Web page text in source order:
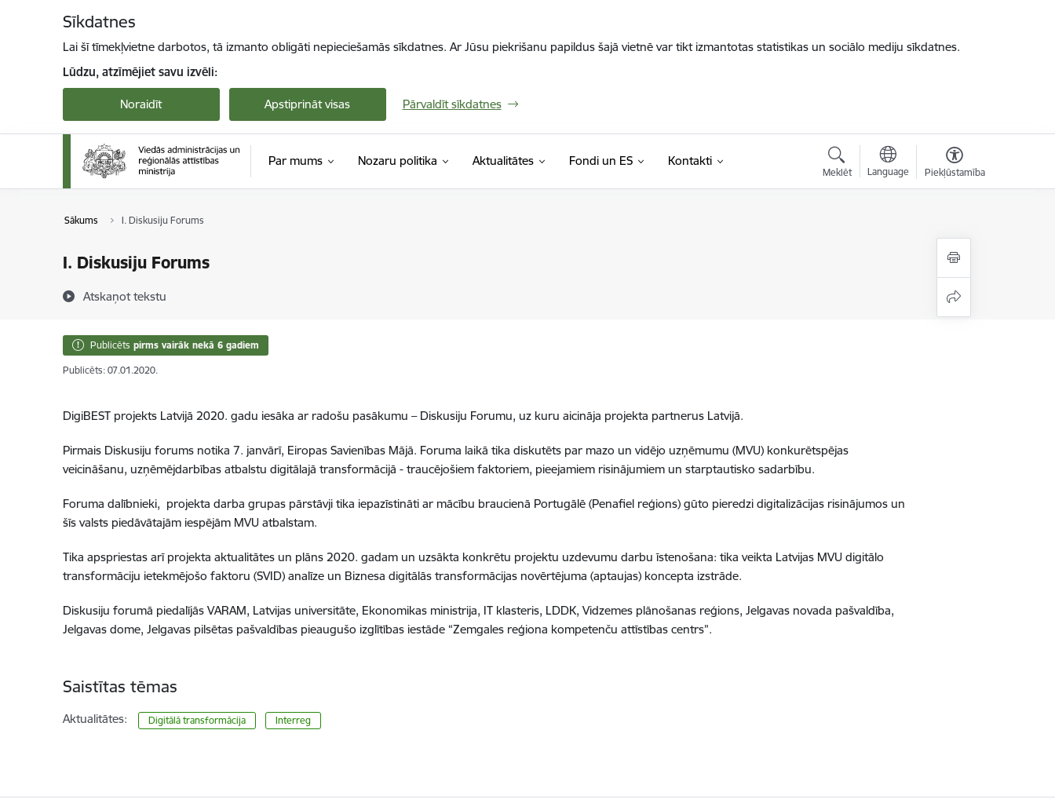
Sīkdatnes
Lai šī tīmekļvietne darbotos, tā izmanto obligāti nepieciešamās sīkdatnes. Ar Jūsu piekrišanu papildus šajā vietnē var tikt izmantotas statistikas un sociālo mediju sīkdatnes.
Lūdzu, atzīmējiet savu izvēli:
Noraidīt Apstiprināt visas Pārvaldīt sīkdatnes
Par mums Nozaru politika Aktualitātes Fondi un ES Kontakti
Meklēt Language Piekļūstamība
Sākums I. Diskusiju Forums
I. Diskusiju Forums
Atskaņot tekstu
Publicēts pirms vairāk nekā 6 gadiem
Publicēts: 07.01.2020.
DigiBEST projekts Latvijā 2020. gadu iesāka ar radošu pasākumu – Diskusiju Forumu, uz kuru aicināja projekta partnerus Latvijā.
Pirmais Diskusiju forums notika 7. janvārī, Eiropas Savienības Mājā. Foruma laikā tika diskutēts par mazo un vidējo uzņēmumu (MVU) konkurētspējas
veicināšanu, uzņēmējdarbības atbalstu digitālajā transformācijā - traucējošiem faktoriem, pieejamiem risinājumiem un starptautisko sadarbību.
Foruma dalībnieki, projekta darba grupas pārstāvji tika iepazīstināti ar mācību braucienā Portugālē (Penafiel reģions) gūto pieredzi digitalizācijas risinājumos un
šīs valsts piedāvātajām iespējām MVU atbalstam.
Tika apspriestas arī projekta aktualitātes un plāns 2020. gadam un uzsākta konkrētu projektu uzdevumu darbu īstenošana: tika veikta Latvijas MVU digitālo
transformāciju ietekmējošo faktoru (SVID) analīze un Biznesa digitālās transformācijas novērtējuma (aptaujas) koncepta izstrāde.
Diskusiju forumā piedalījās VARAM, Latvijas universitāte, Ekonomikas ministrija, IT klasteris, LDDK, Vidzemes plānošanas reģions, Jelgavas novada pašvaldība,
Jelgavas dome, Jelgavas pilsētas pašvaldības pieaugušo izglītības iestāde “Zemgales reģiona kompetenču attīstības centrs”.
Saistītas tēmas
Aktualitātes: Digitālā transformācija Interreg